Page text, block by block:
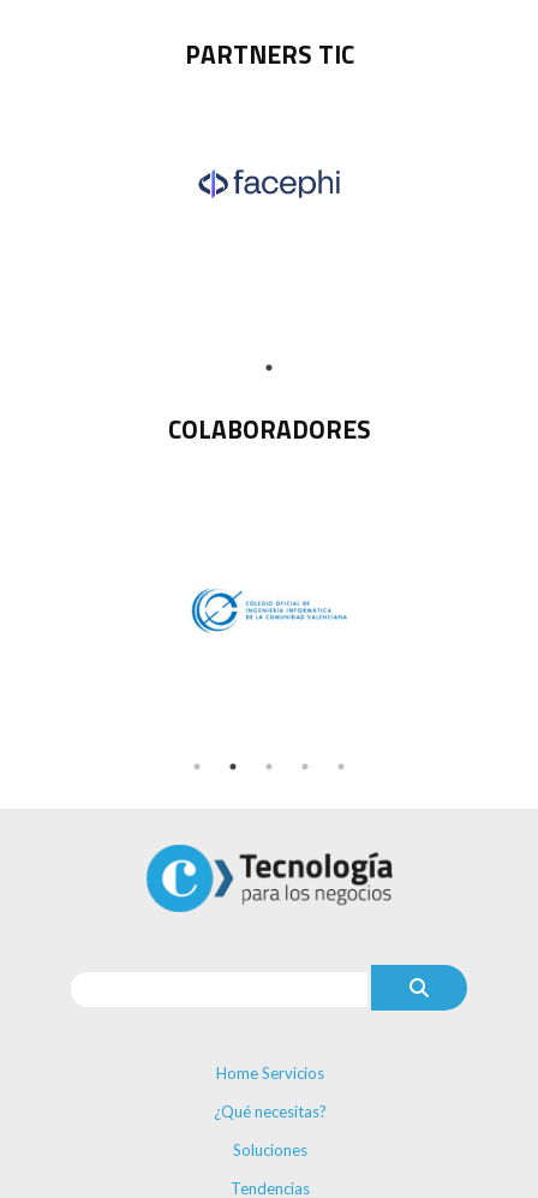
PARTNERS TIC
COLABORADORES
Home Servicios
¿Qué necesitas?
Soluciones
Tendencias